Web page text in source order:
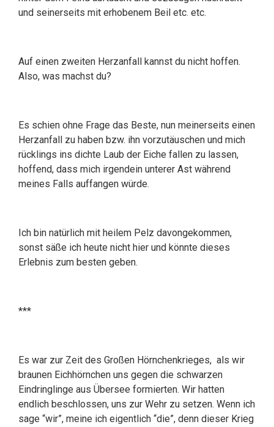
und seinerseits mit erhobenem Beil etc. etc.
Auf einen zweiten Herzanfall kannst du nicht hoffen.
Also, was machst du?
Es schien ohne Frage das Beste, nun meinerseits einen
Herzanfall zu haben bzw. ihn vorzutäuschen und mich
rücklings ins dichte Laub der Eiche fallen zu lassen,
hoffend, dass mich irgendein unterer Ast während
meines Falls auffangen würde.
Ich bin natürlich mit heilem Pelz davongekommen,
sonst säße ich heute nicht hier und könnte dieses
Erlebnis zum besten geben.
***
Es war zur Zeit des Großen Hörnchenkrieges, als wir
braunen Eichhörnchen uns gegen die schwarzen
Eindringlinge aus Übersee formierten. Wir hatten
endlich beschlossen, uns zur Wehr zu setzen. Wenn ich
sage “wir”, meine ich eigentlich “die”, denn dieser Krieg